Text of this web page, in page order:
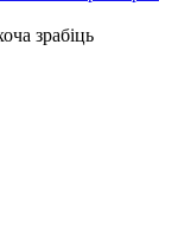
зрабіць